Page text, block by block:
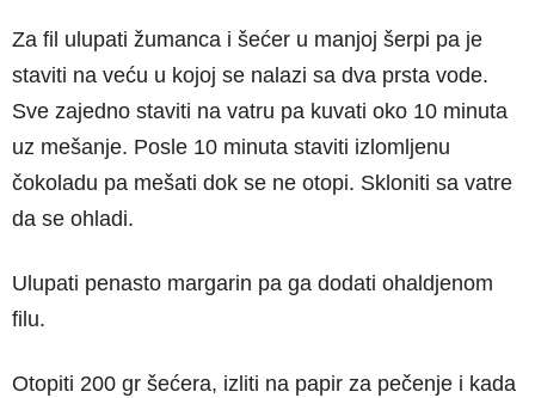
Za fil ulupati žumanca i šećer u manjoj šerpi pa je
staviti na veću u kojoj se nalazi sa dva prsta vode.
Sve zajedno staviti na vatru pa kuvati oko 10 minuta
uz mešanje. Posle 10 minuta staviti izlomljenu
čokoladu pa mešati dok se ne otopi. Skloniti sa vatre
da se ohladi.
Ulupati penasto margarin pa ga dodati ohaldjenom
filu.
Otopiti 200 gr šećera, izliti na papir za pečenje i kada